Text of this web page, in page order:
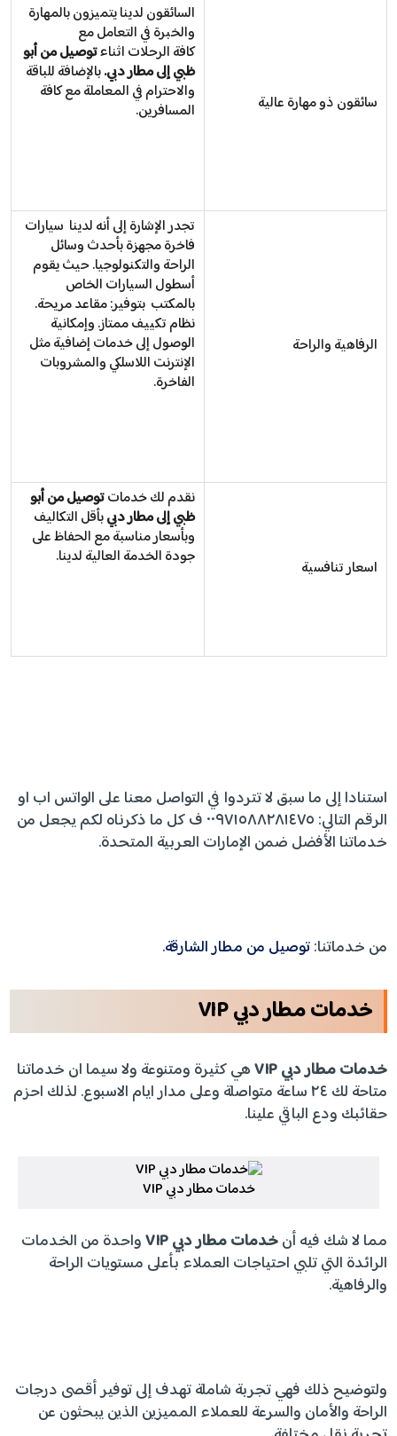
سائقون ذو مهارة عالية
السائقون لدينا يتميزون بالمهارة
والخبرة في التعامل مع
كافة الرحلات اثناءتوصيل من أبو
ظبي إلى مطار دبي.بالإضافة للباقة
والاحترام في المعاملة مع كافة
المسافرين.
الرفاهية والراحة
تجدر الإشارة إلى أنه لدينا سيارات
فاخرة مجهزة بأحدث وسائل
الراحة والتكنولوجيا. حيث يقوم
أسطول السيارات الخاص
بالمكتب بتوفير: مقاعد مريحة.
نظام تكييف ممتاز. وإمكانية
الوصول إلى خدمات إضافية مثل
الإنترنت اللاسلكي والمشروبات
الفاخرة.
اسعار تنافسية
نقدم لك خدماتتوصيل من أبو
ظبي إلى مطار دبيبأقل التكاليف
وبأسعار مناسبة مع الحفاظ على
جودة الخدمة العالية لدينا.
استنادا إلى ما سبق لا تتردوا في التواصل معنا على الواتس اب او
الرقم التالي: ٠٠٩٧١٥٨٨٢٨١٤٧٥ ف كل ما ذكرناه لكم يجعل من
خدماتنا الأفضل ضمن الإمارات العربية المتحدة.
من خدماتنا:توصيل من مطار الشارقة.
خدمات مطار دبيVIP
خدمات مطار دبيVIPهي كثيرة ومتنوعة ولا سيما ان خدماتنا
متاحة لك ٢٤ ساعة متواصلة وعلى مدار ايام الاسبوع. لذلك احزم
حقائبك ودع الباقي علينا.
خدمات مطار دبي VIP
مما لا شك فيه أنخدمات مطار دبيVIPواحدة من الخدمات
الرائدة التي تلبي احتياجات العملاء بأعلى مستويات الراحة
والرفاهية.
ولتوضيح ذلك فهي تجربة شاملة تهدف إلى توفير أقصى درجات
الراحة والأمان والسرعة للعملاء المميزين الذين يبحثون عن